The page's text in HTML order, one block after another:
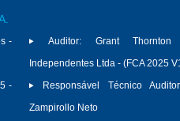
-
-
Auditor:
Grant Thornton
Independentes Ltda - (FCA 2025
Responsável Técnico
Zampirollo Neto